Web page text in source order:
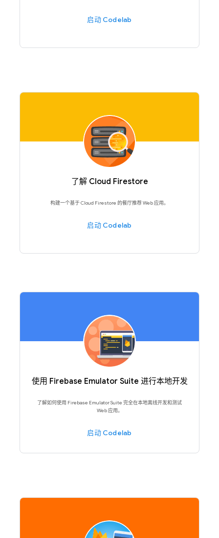
启动 Codelab
了解 Cloud Firestore
构建一个基于 Cloud Firestore 的餐厅推荐 Web 应用。
启动 Codelab
使用 Firebase Emulator Suite 进行本地开发
了解如何使用 Firebase Emulator Suite 完全在本地离线开发和测试
Web 应用。
启动 Codelab